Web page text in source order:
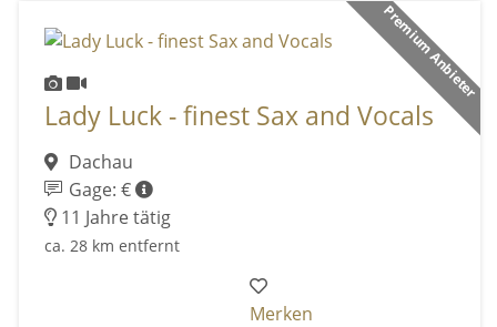
Premium Anbieter
Lady Luck - finest Sax and Vocals
Dachau
Gage: €
11 Jahre tätig
ca. 28 km entfernt
Merken